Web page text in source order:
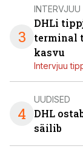
3
INTERVJUU
DHLi
terminal
kasvu
Intervjuu
4
UUDISED
DHL
säilib